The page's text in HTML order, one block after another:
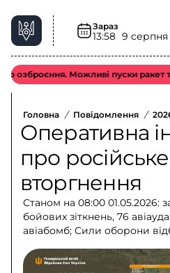
Зараз
13:58 9
Можливі пуски ракет типу
Головна / Повідомлення /
Оперативна
про російське
вторгнення
Станом на 08:00 01.05.2026:
бойових зіткнень, 76
авіабомб; Сили оборони